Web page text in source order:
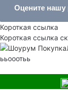
Оцените нашу
Короткая ссылка
Короткая ссылка
ььооотьь